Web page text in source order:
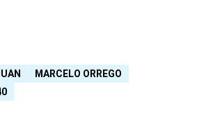
MARCELO ORREGO